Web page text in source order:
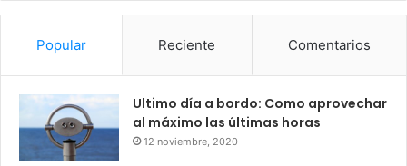
Popular Reciente Comentarios
Ultimo día a bordo: Como aprovechar
al máximo las últimas horas
12 noviembre, 2020